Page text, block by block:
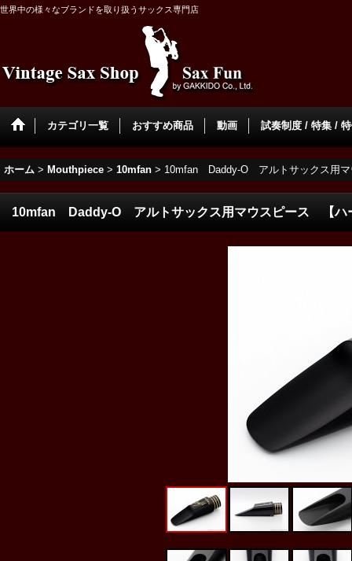
世界中の様々なブランドを取り扱うサックス専門店
カテゴリ一覧 おすすめ商品 動画 試奏制度 / 特集 /
ホーム > Mouthpiece > 10mfan > 10mfan Daddy-O アルトサックス用
10mfan Daddy-O アルトサックス用マウスピース 【ハ